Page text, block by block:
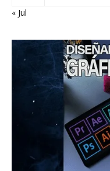
« Jul